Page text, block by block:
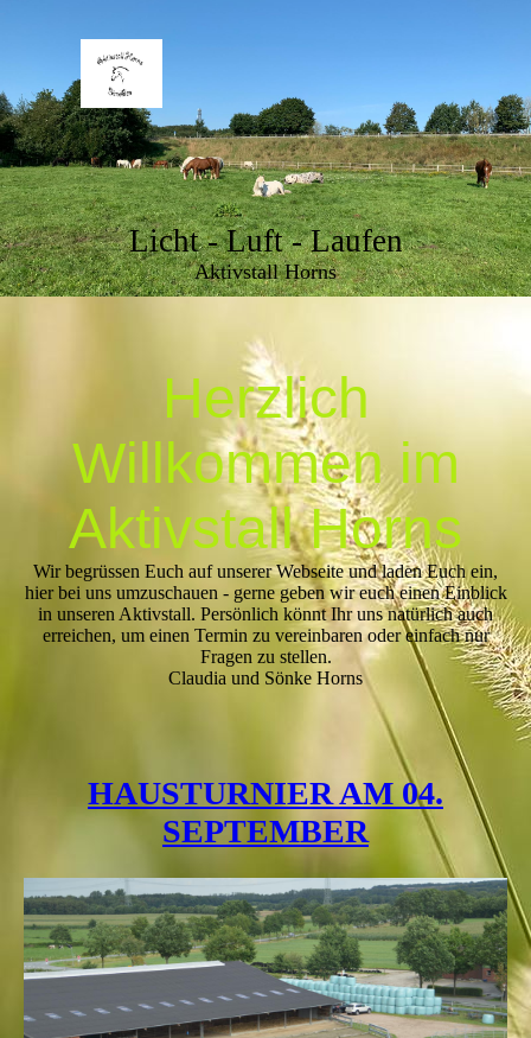
Licht - Luft - Laufen
Aktivstall Horns
Herzlich
Willkommen im
Aktivstall Horns
Wir begrüssen Euch auf unserer Webseite und laden Euch ein,
hier bei uns umzuschauen - gerne geben wir euch einen Einblick
in unseren Aktivstall. Persönlich könnt Ihr uns natürlich auch
erreichen, um einen Termin zu vereinbaren oder einfach nur
Fragen zu stellen.
Claudia und Sönke Horns
HAUSTURNIER AM 04.
SEPTEMBER